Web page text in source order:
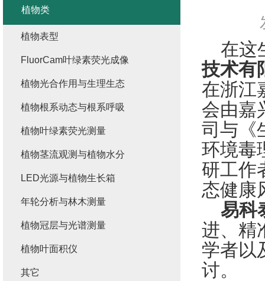
在这
技术有
在浙江
会由嘉
司与《
环境毒
研工作
态健康
易科
进、精
学者以
讨。
植物类
植物表型
FluorCam叶绿素荧光成像
植物光合作用与生理生态
植物根系动态与根系呼吸
植物叶绿素荧光测量
植物茎流观测与植物水分
LED光源与植物生长箱
年轮分析与林木测量
植物冠层与光谱测量
植物叶面积仪
其它